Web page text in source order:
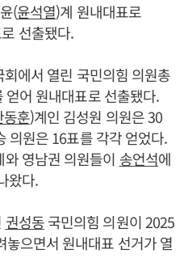
(윤석열)계 원내대표로
선출됐다.
에서 열린 국민의힘 의원총
어 원내대표로 선출됐다.
동훈)계인 김성원 의원은 30
의원은 16표를 각각 얻었다.
영남권 의원들이 송언석에
왔다.
권성동국민의힘 의원이 2025
으면서 원내대표 선거가 열